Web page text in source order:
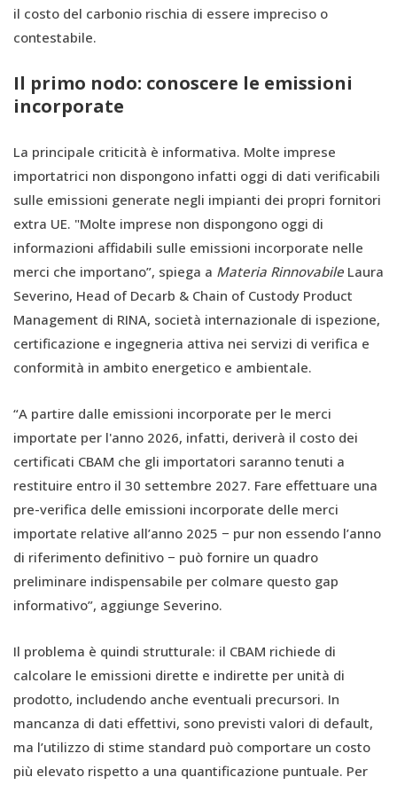
il costo del carbonio rischia di essere impreciso o
contestabile.
Il primo nodo: conoscere le emissioni
incorporate
La principale criticità è informativa. Molte imprese
importatrici non dispongono infatti oggi di dati verificabili
sulle emissioni generate negli impianti dei propri fornitori
extra UE. "Molte imprese non dispongono oggi di
informazioni affidabili sulle emissioni incorporate nelle
merci che importano”, spiega a Materia Rinnovabile Laura
Severino, Head of Decarb & Chain of Custody Product
Management di RINA, società internazionale di ispezione,
certificazione e ingegneria attiva nei servizi di verifica e
conformità in ambito energetico e ambientale.
“A partire dalle emissioni incorporate per le merci
importate per l'anno 2026, infatti, deriverà il costo dei
certificati CBAM che gli importatori saranno tenuti a
restituire entro il 30 settembre 2027. Fare effettuare una
pre-verifica delle emissioni incorporate delle merci
importate relative all’anno 2025 − pur non essendo l’anno
di riferimento definitivo − può fornire un quadro
preliminare indispensabile per colmare questo gap
informativo”, aggiunge Severino.
Il problema è quindi strutturale: il CBAM richiede di
calcolare le emissioni dirette e indirette per unità di
prodotto, includendo anche eventuali precursori. In
mancanza di dati effettivi, sono previsti valori di default,
ma l’utilizzo di stime standard può comportare un costo
più elevato rispetto a una quantificazione puntuale. Per